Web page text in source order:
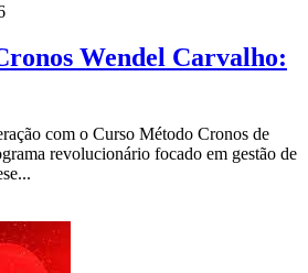
Wendel Carvalho:
com o Curso Método Cronos de
revolucionário focado em gestão de